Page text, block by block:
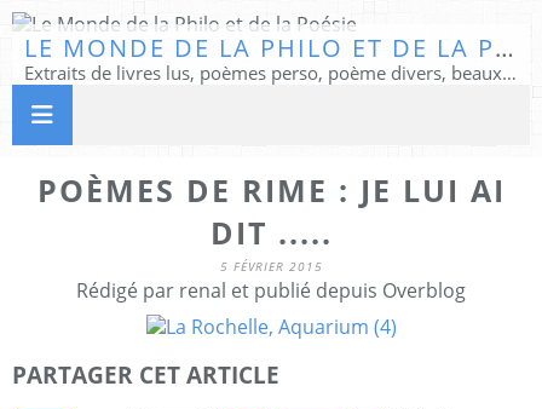
LE MONDE DE LA PHILO ET DE LA POÉSIE
Extraits de livres lus, poèmes perso, poème divers, beaux textes...
POÈMES DE RIME : JE LUI AI
DIT .....
5 FÉVRIER 2015
Rédigé par renal et publié depuis Overblog
PARTAGER CET ARTICLE